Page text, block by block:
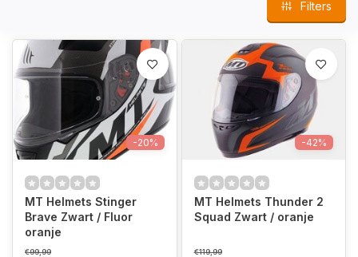
Filters
-20%
MT Helmets Stinger
Brave Zwart / Fluor
oranje
€99,99
-42%
MT Helmets Thunder 2
Squad Zwart / oranje
€119,99